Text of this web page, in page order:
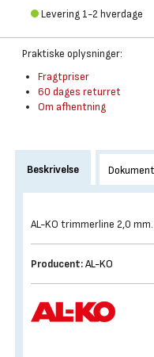
Levering 1-2 hverdage
Praktiske oplysninger:
Fragtpriser
60 dages returret
Om afhentning
Beskrivelse
AL-KO trimmerline 2,0
Producent:AL-KO